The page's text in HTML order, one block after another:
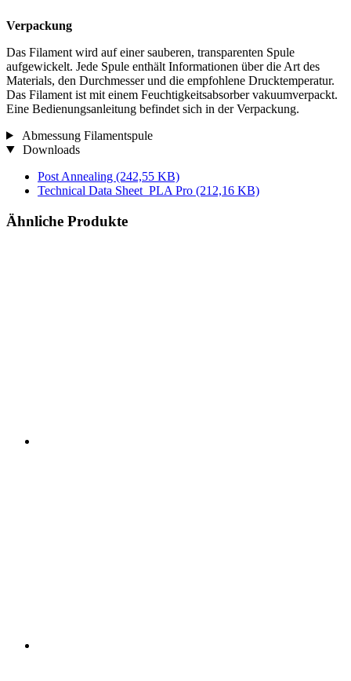
Verpackung
Das Filament wird auf einer sauberen, transparenten Spule
aufgewickelt. Jede Spule enthält Informationen über die Art des
Materials, den Durchmesser und die empfohlene Drucktemperatur.
Das Filament ist mit einem Feuchtigkeitsabsorber vakuumverpackt.
Eine Bedienungsanleitung befindet sich in der Verpackung.
Abmessung Filamentspule
Downloads
Post Annealing (242,55 KB)
Technical Data Sheet_PLA Pro (212,16 KB)
Ähnliche Produkte